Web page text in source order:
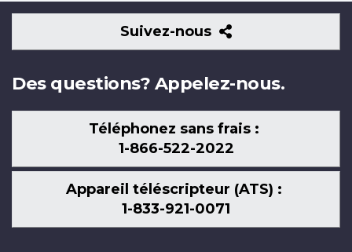
Suivez-nous
Suivez-
nous
Des questions? Appelez-nous.
Téléphonez sans frais :
1-866-522-2022
Appareil téléscripteur (ATS) :
1-833-921-0071